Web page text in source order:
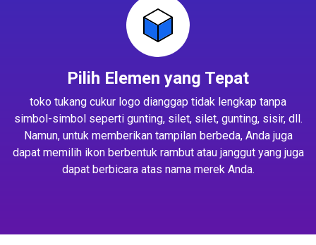
Pilih Elemen yang Tepat
toko tukang cukur logo dianggap tidak lengkap tanpa
simbol-simbol seperti gunting, silet, silet, gunting, sisir, dll.
Namun, untuk memberikan tampilan berbeda, Anda juga
dapat memilih ikon berbentuk rambut atau janggut yang juga
dapat berbicara atas nama merek Anda.